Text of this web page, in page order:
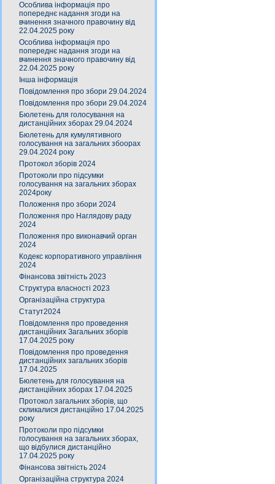
Особлива інформація про
попереднє надання згоди на
вчинення значного правочину від
22.04.2025 року
Особлива інформація про
попереднє надання згоди на
вчинення значного правочину від
22.04.2025 року
Інша інформація
Повідомлення про збори 29.04.2024
Повідомлення про збори 29.04.2024
Бюлетень для голосування на
дистанційних зборах 29.04.2024
Бюлетень для кумулятивного
голосування на загальних збоорах
29.04.2024 року
Протокол зборів 2024
Протоколи про підсумки
голосування на загальних зборах
2024року
Положення про збори 2024
Положення про Наглядову раду
2024
Положення про виконавчий орган
2024
Кодекс корпоративного управління
2024
Фінансова звітність 2023
Структура власності 2023
Організаційна структура
Статут2024
Повідомлення про проведення
дистанційних Загальних зборів
17.04.2025 року
Повідомлення про проведення
дистанційних загальних зборів
17.04.2025
Бюлетень для голосування на
дистанційних зборах 17.04.2025
Протокол загальних зборів, що
скликалися дистанційно 17.04.2025
року
Протоколи про підсумки
голосування на загальних зборах,
що відбулися дистанційно
17.04.2025 року
Фінансова звітність 2024
Організаційна структура 2024